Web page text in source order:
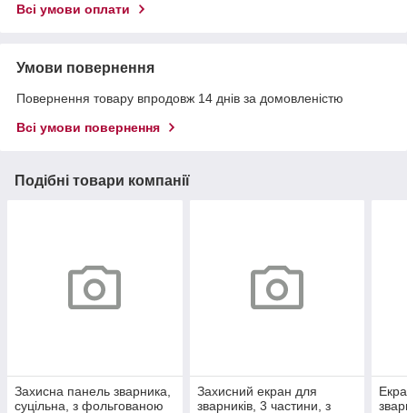
Всі умови оплати
Умови повернення
Повернення товару впродовж 14 днів за домовленістю
Всі умови повернення
Подібні товари компанії
Захисна панель зварника,
суцільна, з фольгованою
Захисний екран для
зварників, 3 частини, з